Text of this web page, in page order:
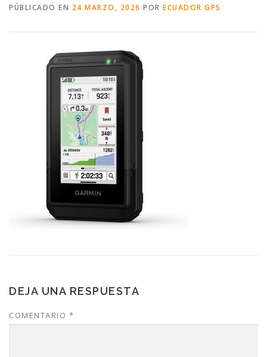
PÚBLICADO EN 24 MARZO, 2026 POR ECUADOR GPS
DEJA UNA RESPUESTA
COMENTARIO *